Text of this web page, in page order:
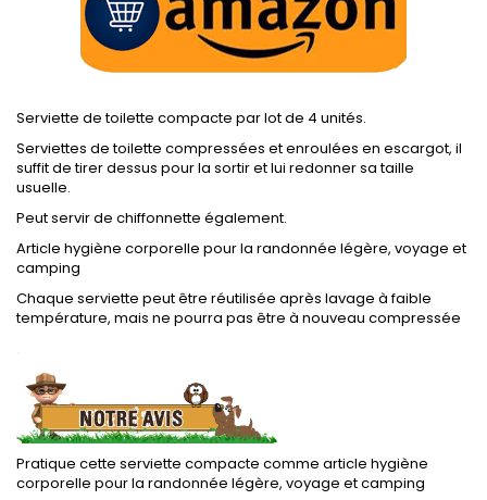
Serviette de toilette compacte par lot de 4 unités.
Serviettes de toilette compressées et enroulées en escargot, il
suffit de tirer dessus pour la sortir et lui redonner sa taille
usuelle.
Peut servir de chiffonnette également.
Article hygiène corporelle pour la randonnée légère, voyage et
camping
Chaque serviette peut être réutilisée après lavage à faible
température, mais ne pourra pas être à nouveau compressée
.
Pratique cette serviette compacte comme article hygiène
corporelle pour la randonnée légère, voyage et camping